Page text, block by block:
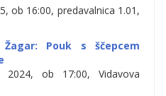
ob 16:00, predavalnica 1.01,
Pouk s ščepcem
ob 17:00, Vidavova